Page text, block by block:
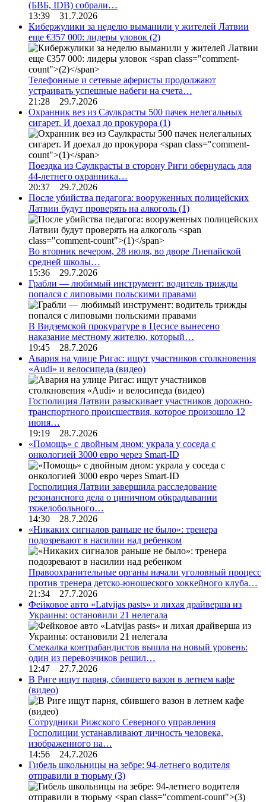
(БВБ, IDB) собрали…
13:39 31.7.2026
Кибержулики за неделю выманили у жителей Латвии
еще €357 000: лидеры уловок (2)
Телефонные и сетевые аферисты продолжают
устраивать успешные набеги на счета…
21:28 29.7.2026
Охранник вез из Саулкрасты 500 пачек нелегальных
сигарет. И доехал до прокурора (1)
Поездка из Саулкрасты в сторону Риги обернулась для
44-летнего охранника…
20:37 29.7.2026
После убийства педагога: вооруженных полицейских
Латвии будут проверять на алкоголь (1)
Во вторник вечером, 28 июля, во дворе Лиепайской
средней школы…
15:36 29.7.2026
Грабли — любимый инструмент: водитель трижды
попался с липовыми польскими правами
В Видземской прокуратуре в Цесисе вынесено
наказание местному жителю, который…
19:45 28.7.2026
Авария на улице Ригас: ищут участников столкновения
«Audi» и велосипеда (видео)
Госполиция Латвии разыскивает участников дорожно-
транспортного происшествия, которое произошло 12
июня…
19:19 28.7.2026
«Помощь» с двойным дном: украла у соседа с
онкологией 3000 евро через Smart-ID
Госполиция Латвии завершила расследование
резонансного дела о циничном обкрадывании
тяжелобольного…
14:30 28.7.2026
«Никаких сигналов раньше не было»: тренера
подозревают в насилии над ребенком
Правоохранительные органы начали уголовный процесс
против тренера детско-юношеского хоккейного клуба…
21:34 27.7.2026
Фейковое авто «Latvijas pasts» и лихая драйверша из
Украины: остановили 21 нелегала
Смекалка контрабандистов вышла на новый уровень:
один из перевозчиков решил…
12:47 27.7.2026
В Риге ищут парня, сбившего вазон в летнем кафе
(видео)
Сотрудники Рижского Северного управления
Госполиции устанавливают личность человека,
изображенного на…
14:56 24.7.2026
Гибель школьницы на зебре: 94-летнего водителя
отправили в тюрьму (3)